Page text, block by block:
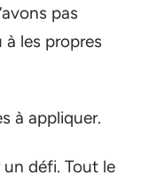
pas
à les propres
à appliquer.
défi. Tout le